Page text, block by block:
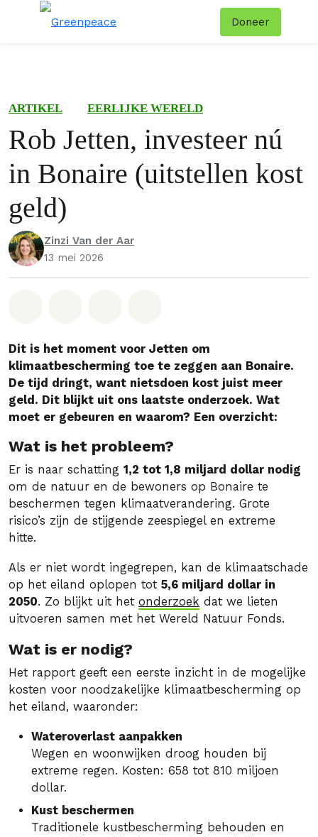
Doneer
ARTIKEL EERLIJKE WERELD
Rob Jetten, investeer nú
in Bonaire (uitstellen kost
geld)
Zinzi Van der Aar
13 mei 2026
Dit is het moment voor Jetten om
klimaatbescherming toe te zeggen aan Bonaire.
De tijd dringt, want nietsdoen kost juist meer
geld. Dit blijkt uit ons laatste onderzoek. Wat
moet er gebeuren en waarom? Een overzicht:
Wat is het probleem?
Er is naar schatting 1,2 tot 1,8 miljard dollar nodig
om de natuur en de bewoners op Bonaire te
beschermen tegen klimaatverandering. Grote
risico’s zijn de stijgende zeespiegel en extreme
hitte.
Als er niet wordt ingegrepen, kan de klimaatschade
op het eiland oplopen tot 5,6 miljard dollar in
2050. Zo blijkt uit het onderzoek dat we lieten
uitvoeren samen met het Wereld Natuur Fonds.
Wat is er nodig?
Het rapport geeft een eerste inzicht in de mogelijke
kosten voor noodzakelijke klimaatbescherming op
het eiland, waaronder:
Wateroverlast aanpakken
Wegen en woonwijken droog houden bij
extreme regen. Kosten: 658 tot 810 miljoen
dollar.
Kust beschermen
Traditionele kustbescherming behouden en